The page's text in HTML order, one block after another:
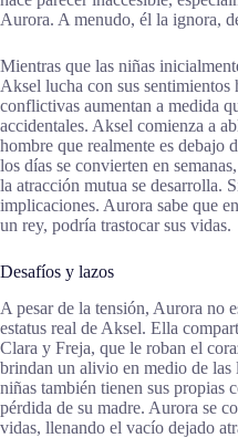
Aurora. A menudo, él la ignora,
Mientras que las niñas
Aksel lucha con sus sentimientos
conflictivas aumentan a medida
accidentales. Aksel comienza a
hombre que realmente es debajo
los días se convierten en
la atracción mutua se desarrolla.
implicaciones. Aurora sabe que
un rey, podría trastocar sus vidas.
Desafíos y lazos
A pesar de la tensión, Aurora no
estatus real de Aksel. Ella
Clara y Freja, que le roban el
brindan un alivio en medio de las
niñas también tienen sus propias
pérdida de su madre. Aurora se
vidas, llenando el vacío dejado